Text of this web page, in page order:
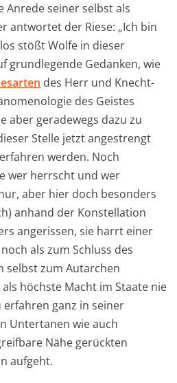
Anrede seiner selbst als
antwortet der Riese: „Ich bin
stößt Wolfe in dieser
grundlegende Gedanken, wie
des Herr und Knecht-
des Geistes
aber geradewegs dazu zu
Stelle jetzt angestrengt
werden. Noch
wer herrscht und wer
aber hier doch besonders
anhand der Konstellation
angerissen, sie harrt einer
als zum Schluss des
selbst zum Autarchen
höchste Macht im Staate nie
erfahren ganz in seiner
Untertanen wie auch
Nähe gerückten
aufgeht.